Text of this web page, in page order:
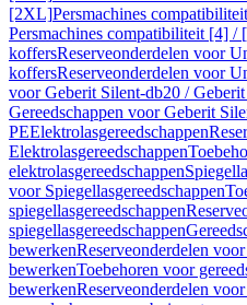
[2XL]Persmachines
Persmachines compatibiliteit [4] /
koffersReserveonderdelen voor
koffersReserveonderdelen voor
voor Geberit Silent-db20 / Geberit
Gereedschappen voor Geberit
PEElektrolasgereedschappen
Elektrolasgereedschappen
elektrolasgereedschappen
voor Spiegellasgereedschappen
spiegellasgereedschappen
spiegellasgereedschappen
bewerkenReserveonderdelen
bewerkenToebehoren voor
bewerkenReserveonderdelen